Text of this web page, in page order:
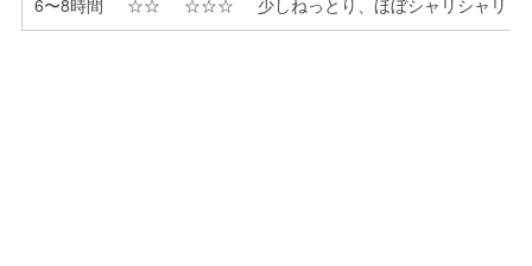
6〜8時間 ☆☆ ☆☆☆ 少しねっとり、ほぼシャリシャリ